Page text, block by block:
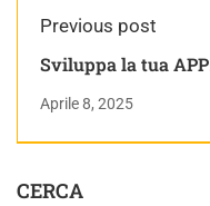
Previous post
Sviluppa la tua APP
Aprile 8, 2025
CERCA